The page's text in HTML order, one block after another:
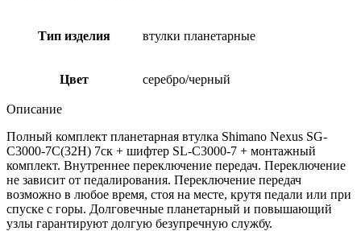
Тип изделия втулки планетарные
Цвет серебро/черный
Описание
Полный комплект планетарная втулка Shimano Nexus SG-
C3000-7C(32H) 7ск + шифтер SL-С3000-7 + монтажный
комплект. Внутреннее переключение передач. Переключение
не зависит от педалирования. Переключение передач
возможно в любое время, стоя на месте, крутя педали или при
спуске с горы. Долговечные планетарный и повышающий
узлы гарантируют долгую безупречную службу.